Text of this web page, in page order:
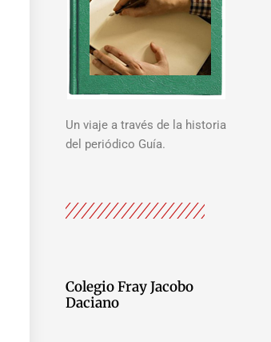
Un viaje a través de la historia
del periódico Guía.
Colegio Fray Jacobo
Daciano